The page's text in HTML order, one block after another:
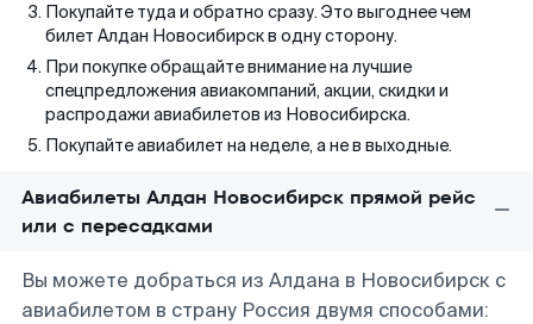
Покупайте туда и обратно сразу. Это выгоднее чем
билет Алдан Новосибирск в одну сторону.
При покупке обращайте внимание на лучшие
спецпредложения авиакомпаний, акции, скидки и
распродажи авиабилетов из Новосибирска.
Покупайте авиабилет на неделе, а не в выходные.
Авиабилеты Алдан Новосибирск прямой рейс
или с пересадками
Вы можете добраться из Алдана в Новосибирск с
авиабилетом в страну Россия двумя способами: